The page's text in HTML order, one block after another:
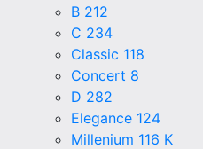
B 212
C 234
Classic 118
Concert 8
D 282
Elegance 124
Millenium 116 K